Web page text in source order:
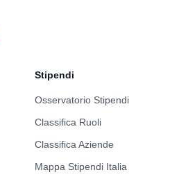
Stipendi
Osservatorio Stipendi
Classifica Ruoli
Classifica Aziende
Mappa Stipendi Italia